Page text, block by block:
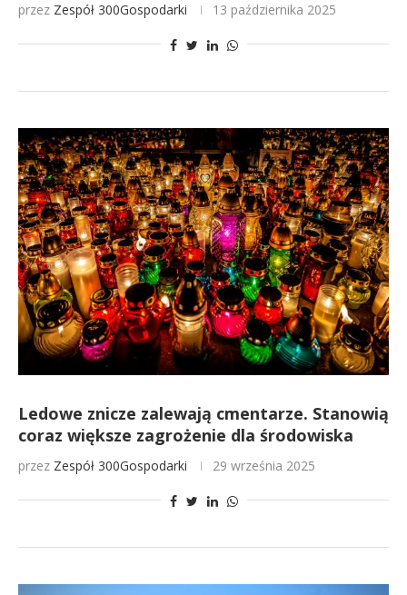
przez Zespół 300Gospodarki 13 października 2025
Ledowe znicze zalewają cmentarze. Stanowią
coraz większe zagrożenie dla środowiska
przez Zespół 300Gospodarki 29 września 2025